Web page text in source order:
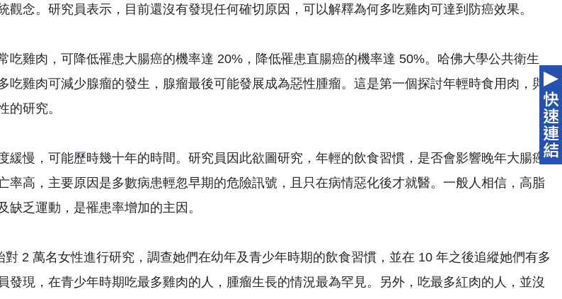
觀念。研究員表示，目前還沒有發現任何確切原因，可以解釋為何多吃雞肉可達到防癌效果。
吃雞肉，可降低罹患大腸癌的機率達 20%，降低罹患直腸癌的機率達 50%。哈佛大學公共衛生
吃雞肉可減少腺瘤的發生，腺瘤最後可能發展成為惡性腫瘤。這是第一個探討年輕時食用肉，與
的研究。
緩慢，可能歷時幾十年的時間。研究員因此欲圖研究，年輕的飲食習慣，是否會影響晚年大腸癌
率高，主要原因是多數病患輕忽早期的危險訊號，且只在病情惡化後才就醫。一般人相信，高脂
缺乏運動，是罹患率增加的主因。
對 2 萬名女性進行研究，調查她們在幼年及青少年時期的飲食習慣，並在 10 年之後追縱她們有多
發現，在青少年時期吃最多雞肉的人，腫瘤生長的情況最為罕見。另外，吃最多紅肉的人，並沒